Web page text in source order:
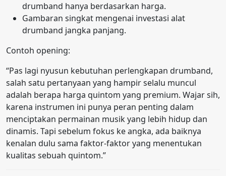
drumband hanya berdasarkan harga.
Gambaran singkat mengenai investasi alat
drumband jangka panjang.
Contoh opening:
“Pas lagi nyusun kebutuhan perlengkapan drumband,
salah satu pertanyaan yang hampir selalu muncul
adalah berapa harga quintom yang premium. Wajar sih,
karena instrumen ini punya peran penting dalam
menciptakan permainan musik yang lebih hidup dan
dinamis. Tapi sebelum fokus ke angka, ada baiknya
kenalan dulu sama faktor-faktor yang menentukan
kualitas sebuah quintom.”